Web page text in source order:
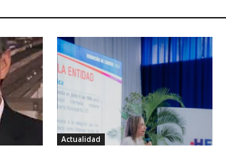
Actualidad